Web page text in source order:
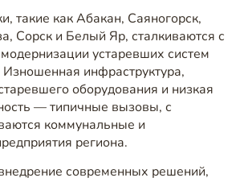
такие как Абакан, Саяногорск,
Сорск и Белый Яр, сталкиваются с
устаревших систем
инфраструктура,
оборудования и низкая
— типичные вызовы, с
коммунальные и
региона.
современных решений,